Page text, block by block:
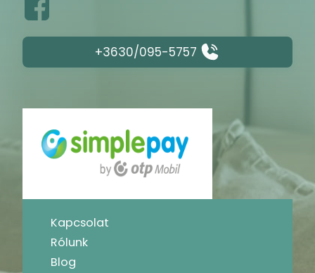
+3630/095-5757
Kapcsolat
Rólunk
Blog